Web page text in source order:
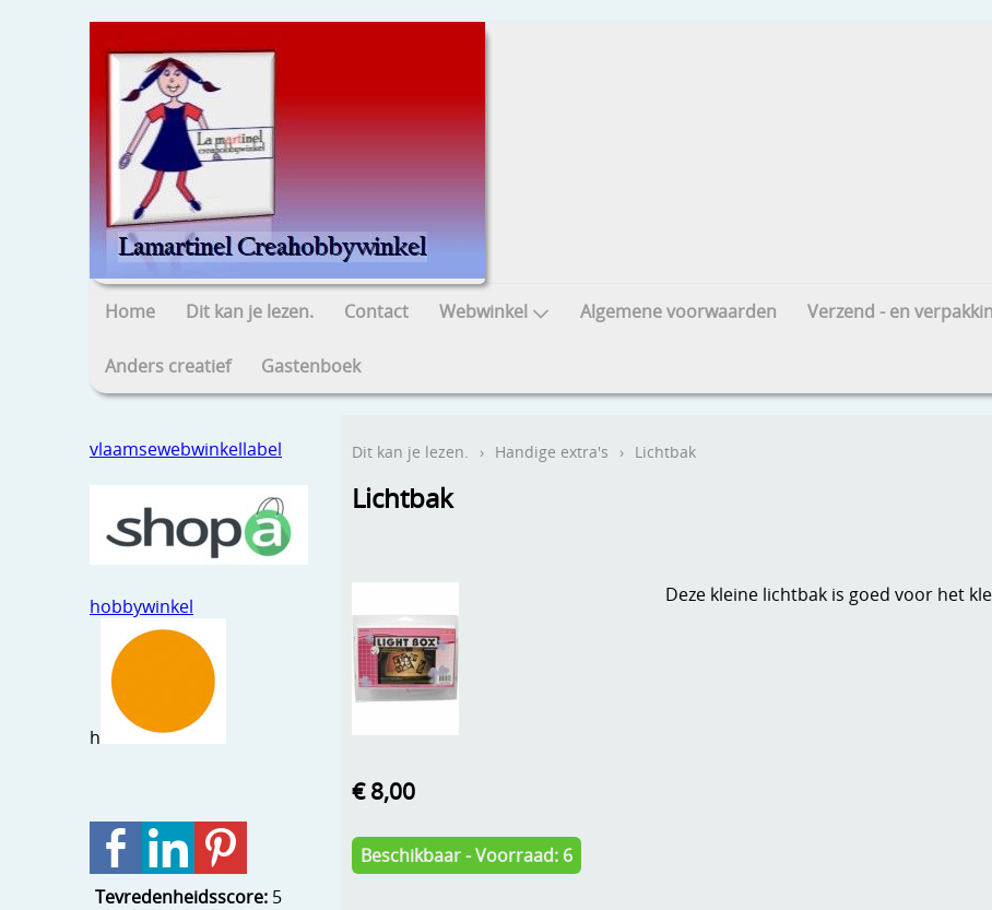
Home Dit kan je lezen. Contact Webwinkel Algemene voorwaarden Verzend - en
Anders creatief Gastenboek
vlaamsewebwinkellabel
hobbywinkel
h
Tevredenheidsscore: 5
Dit kan je lezen. › Handige extra's › Lichtbak
Lichtbak
Deze kleine lichtbak is goed voor het
€ 8,00
Beschikbaar - Voorraad: 6